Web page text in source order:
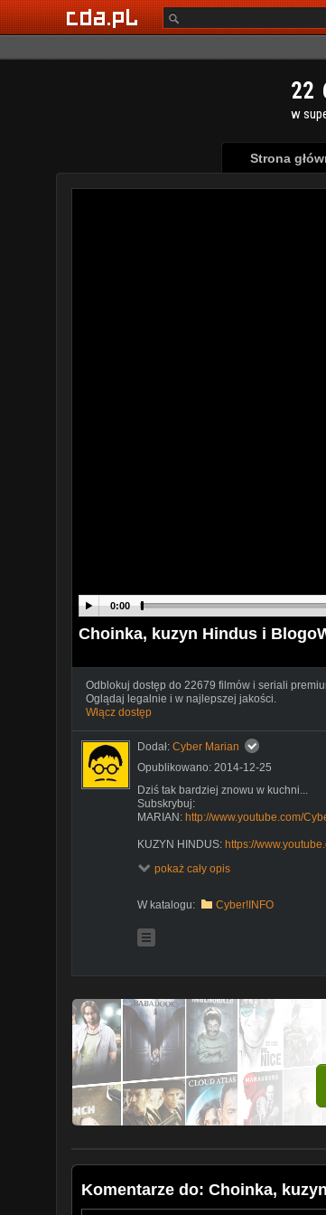
22
w
Strona
0:00
Choinka, kuzyn Hindus i
Odblokuj dostęp do 22679 filmów i seriali
Oglądaj legalnie i w najlepszej jakości.
Włącz dostęp
Dodał: Cyber Marian
Opublikowano: 2014-12-25
Dziś tak bardziej znowu w kuchni...
Subskrybuj:
MARIAN: http://www.youtube.com/
KUZYN HINDUS: https://
EL WARIAT:https://
pokaż cały opis
W katalogu: Cyber!INFO
Komentarze do: Choinka,